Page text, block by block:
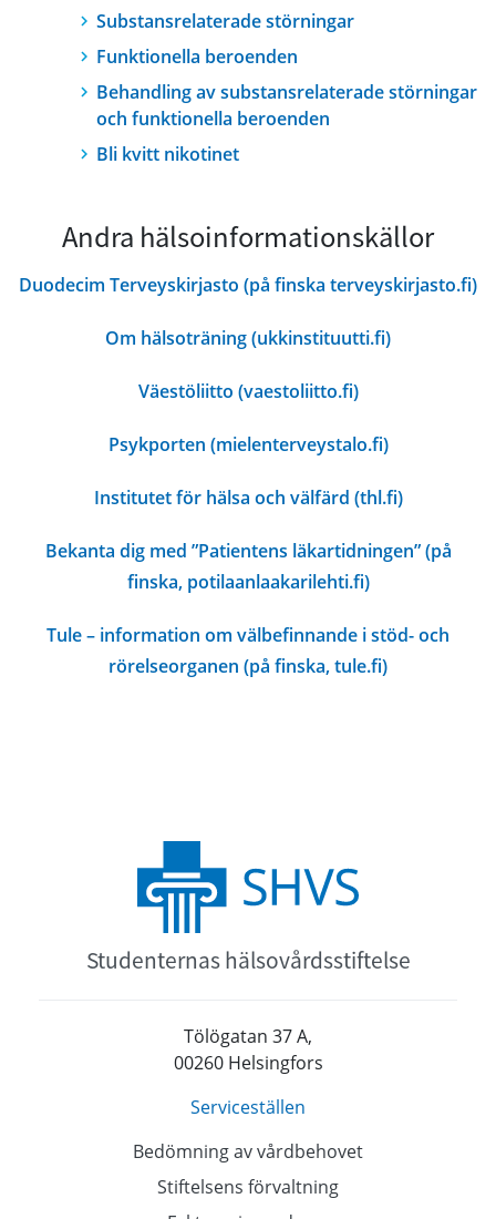
Substansrelaterade störningar
Funktionella beroenden
Behandling av substansrelaterade störningar
och funktionella beroenden
Bli kvitt nikotinet
Andra hälsoinformationskällor
Duodecim Terveyskirjasto (på finska terveyskirjasto.fi)
Om hälsoträning (ukkinstituutti.fi)
Väestöliitto (vaestoliitto.fi)
Psykporten (mielenterveystalo.fi)
Institutet för hälsa och välfärd (thl.fi)
Bekanta dig med ”Patientens läkartidningen” (på
finska, potilaanlaakarilehti.fi)
Tule – information om välbefinnande i stöd- och
rörelseorganen (på finska, tule.fi)
Studenternas hälsovårdsstiftelse
Tölögatan 37 A,
00260 Helsingfors
Serviceställen
Bedömning av vårdbehovet
Stiftelsens förvaltning